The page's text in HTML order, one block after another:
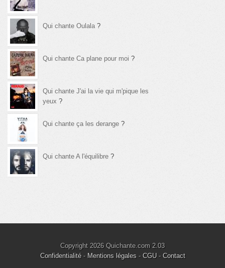
Qui chante Oulala ?
Qui chante Ca plane pour moi ?
Qui chante J'ai la vie qui m'pique les
yeux ?
Qui chante ça les derange ?
Qui chante A l'équilibre ?
Copyright 2026 Quichante.com 2.03
Confidentialité- Mentions légales- CGU- Contact